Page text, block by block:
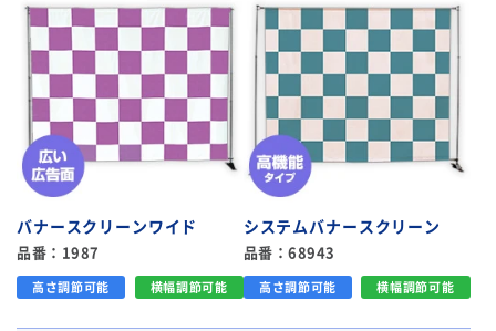
バナースクリーンワイド
品番：1987
高さ調節可能 横幅調節可能
システムバナースクリーン
品番：68943
高さ調節可能 横幅調節可能